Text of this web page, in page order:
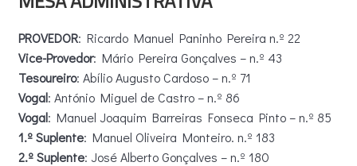
PROVEDOR: Ricardo Manuel Paninho Pereira n.º 22
Vice-Provedor: Mário Pereira Gonçalves – n.º 43
Tesoureiro: Abílio Augusto Cardoso – n.º 71
Vogal: António Miguel de Castro – n.º 86
Vogal: Manuel Joaquim Barreiras Fonseca Pinto – n.º 85
1.º Suplente: Manuel Oliveira Monteiro. n.º 183
2.º Suplente: José Alberto Gonçalves – n.º 180